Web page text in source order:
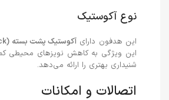
نوع آکوستیک
این هدفون دارای آکوستیک پشت بسته (Closed-Back)
این ویژگی به کاهش نویزهای محیطی
شنیداری بهتری را ارائه می‌دهد.
اتصالات و امکانات